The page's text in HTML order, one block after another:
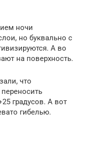
ночи
но буквально с
А во
на поверхность.
что
градусов. А вот
гибелью.